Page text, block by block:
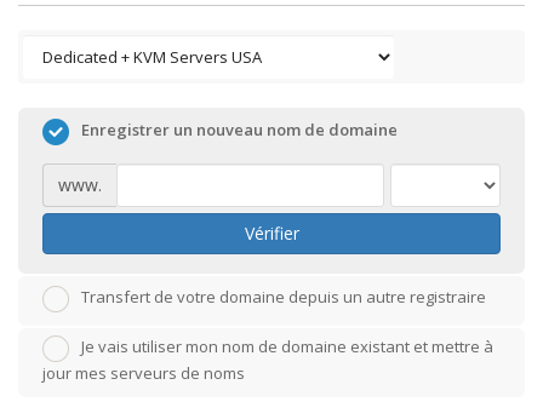
Enregistrer un nouveau nom de domaine
www.
Vérifier
Transfert de votre domaine depuis un autre registraire
Je vais utiliser mon nom de domaine existant et mettre à
jour mes serveurs de noms